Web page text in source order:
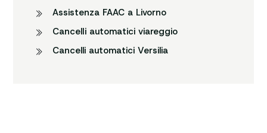
Assistenza FAAC a Livorno
CancelIi automatici viareggio
Cancelli automatici Versilia